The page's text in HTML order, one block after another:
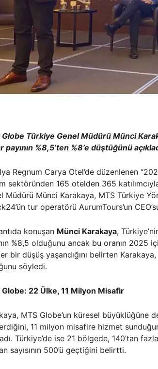
Globe Türkiye Genel Müdürü Münci
payının %8,5’ten %8’e düştüğünü
Regnum Carya Otel’de düzenlenen
sektöründen 165 otelden 365
Müdürü Münci Karakaya, MTS Türkiye
tur operatörü AurumTours’un
konuşan Münci Karakaya,
%8,5 olduğunu ancak bu oranın 2025
bir düşüş yaşandığını belirten
söyledi.
Globe: 22 Ülke, 11 Milyon Misafir
MTS Globe’un küresel büyüklüğüne
11 milyon misafire hizmet
Türkiye’de ise 21 bölgede, 140’tan
sayısının 500’ü geçtiğini belirtti.